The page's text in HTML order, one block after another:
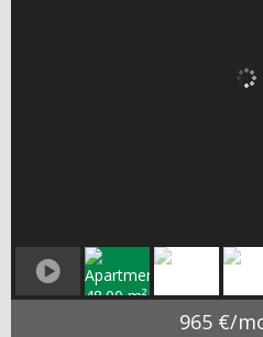
965 €/